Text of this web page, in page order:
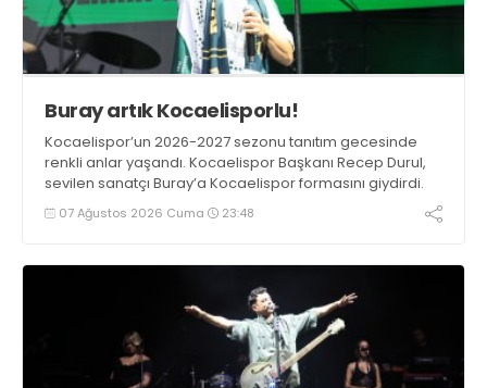
Buray artık Kocaelisporlu!
Kocaelispor’un 2026-2027 sezonu tanıtım gecesinde
renkli anlar yaşandı. Kocaelispor Başkanı Recep Durul,
sevilen sanatçı Buray’a Kocaelispor formasını giydirdi.
07 Ağustos 2026 Cuma 23:48